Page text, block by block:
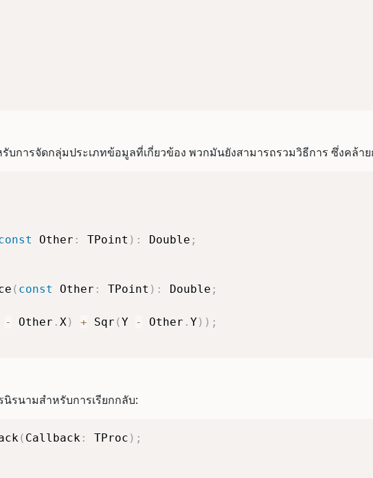
รับการจัดกลุ่มประเภทข้อมูลที่เกี่ยวข้อง พวกมันยังสามารถรวมวิธีการ ซึ่งคล้า
Other : TPoint ) : Double ;
( const Other : TPoint ) : Double ;
- Other . X) + Sqr (Y - Other . Y) ) ;
รนามสำหรับการเรียกกลับ:
( Callback : TProc ) ;